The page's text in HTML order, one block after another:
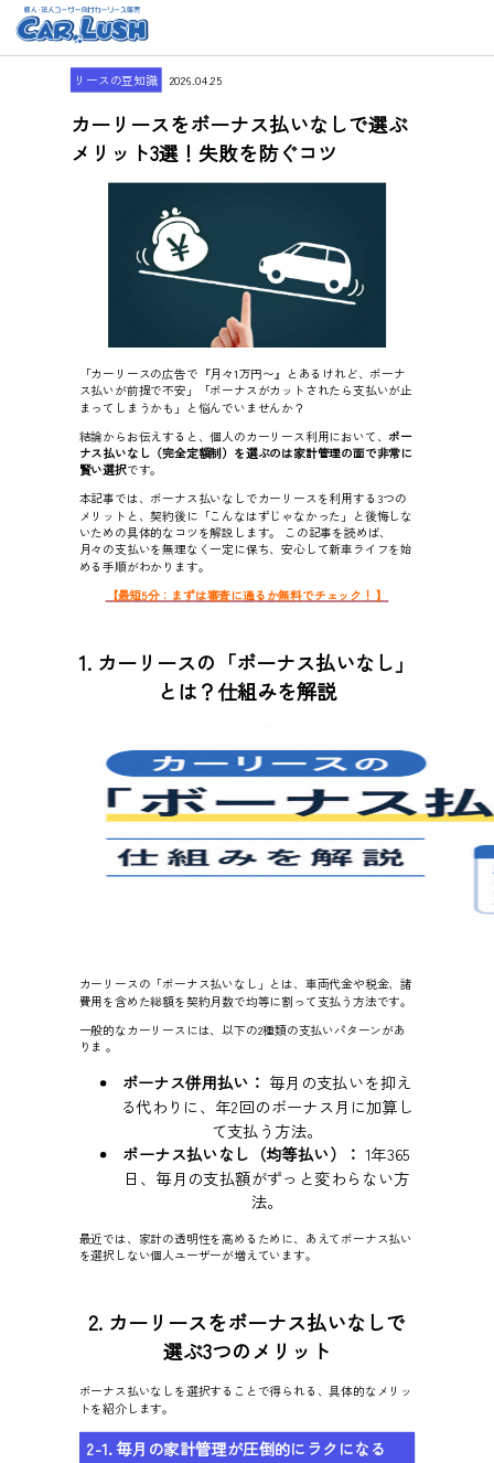
リースの豆知識 2026.04.25
カーリースをボーナス払いなしで選ぶ
メリット3選！失敗を防ぐコツ
「カーリースの広告で『月々1万円〜』とあるけれど、ボーナ
ス払いが前提で不安」「ボーナスがカットされたら支払いが止
まってしまうかも」と悩んでいませんか？
結論からお伝えすると、個人のカーリース利用において、ボー
ナス払いなし（完全定額制）を選ぶのは家計管理の面で非常に
賢い選択です。
本記事では、ボーナス払いなしでカーリースを利用する3つの
メリットと、契約後に「こんなはずじゃなかった」と後悔しな
いための具体的なコツを解説します。 この記事を読めば、
月々の支払いを無理なく一定に保ち、安心して新車ライフを始
める手順がわかります。
【最短5分：まずは審査に通るか無料でチェック！ 】
1. カーリースの「ボーナス払いなし」
とは？仕組みを解説
カーリースの「ボーナス払いなし」とは、車両代金や税金、諸
費用を含めた総額を契約月数で均等に割って支払う方法です。
一般的なカーリースには、以下の2種類の支払いパターンがあ
りま 。
ボーナス併用払い： 毎月の支払いを抑え
る代わりに、年2回のボーナス月に加算し
て支払う方法。
ボーナス払いなし（均等払い）： 1年365
日、毎月の支払額がずっと変わらない方
法。
最近では、家計の透明性を高めるために、あえてボーナス払い
を選択しない個人ユーザーが増えています。
2. カーリースをボーナス払いなしで
選ぶ3つのメリット
ボーナス払いなしを選択することで得られる、具体的なメリッ
トを紹介します。
2-1. 毎月の家計管理が圧倒的にラクになる